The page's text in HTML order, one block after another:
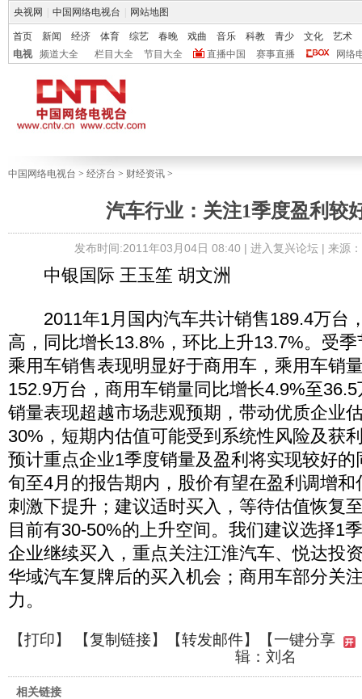
央视网 中国网络电视台 网站地图
首页 新闻 经济 体育 综艺 春晚 戏曲 音乐 科教 青少 文化
艺术
电视
频道大全 栏目大全 节目大全 直播中国 赛事直播 网络
中国网络电视台 > 经济台 > 财经资讯 >
汽车行业：关注1季度盈利较
发布时间:2011年03月04日 08:40 | 进入复兴论坛 | 来源
中银国际 王玉笙 胡文洲
2011年1月国内汽车共计销售189.4万台
高，同比增长13.8%，环比上升13.7%。受
乘用车销售表现明显好于商用车，乘用车销
152.9万台，商用车销量同比增长4.9%至
销量表现超越市场悲观预期，带动优质企业
30%，短期内估值可能受到系统性风险及获
预计重点企业1季度销量及盈利将实现较好
旬至4月的报告期内，股价有望在盈利调增
刺激下提升；建议适时买入，等待估值恢复
目前有30-50%的上升空间。我们建议选择1
企业继续买入，重点关注江淮汽车、悦达投
华域汽车复牌后的买入机会；商用车部分关
力。
【打印】 【复制链接】【转发邮件】
【一键分享
辑：刘名
相关链接